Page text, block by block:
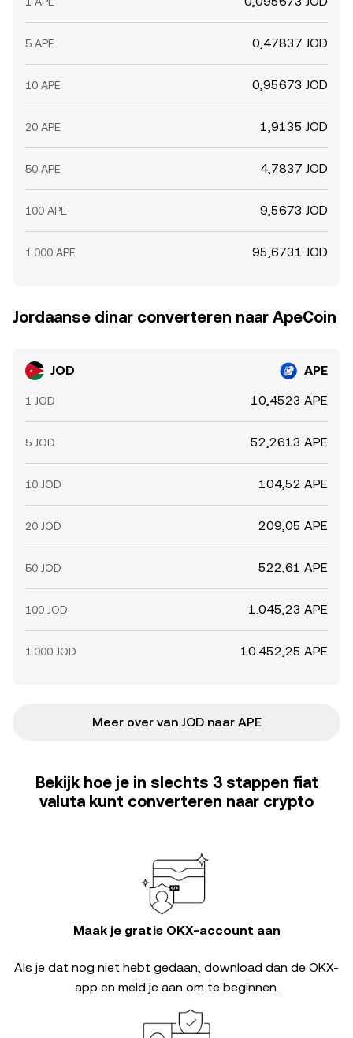
5 APE 0,47837 JOD
10 APE 0,95673 JOD
20 APE 1,9135 JOD
50 APE 4,7837 JOD
100 APE 9,5673 JOD
1.000 APE 95,6731 JOD
Jordaanse dinar converteren naar ApeCoin
JOD APE
1 JOD 10,4523 APE
5 JOD 52,2613 APE
10 JOD 104,52 APE
20 JOD 209,05 APE
50 JOD 522,61 APE
100 JOD 1.045,23 APE
1.000 JOD 10.452,25 APE
Meer over van JOD naar APE
Bekijk hoe je in slechts 3 stappen fiat
valuta kunt converteren naar crypto
Maak je gratis OKX-account aan
Als je dat nog niet hebt gedaan, download dan de OKX-
app en meld je aan om te beginnen.